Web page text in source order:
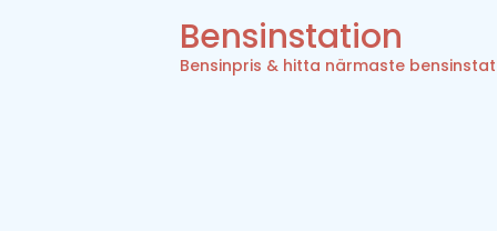
Bensinstation
Bensinpris & hitta närmaste